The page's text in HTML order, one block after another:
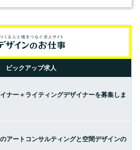
ピックアップ求人
ナー＋ライティングデザイナーを募集しま
アートコンサルティングと空間デザインの